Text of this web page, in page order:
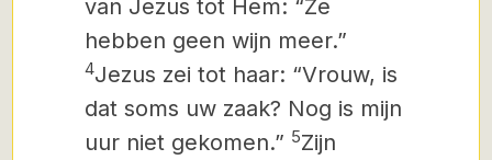
van Jezus tot Hem: “Ze
hebben geen wijn meer.”
4Jezus zei tot haar: “Vrouw, is
dat soms uw zaak? Nog is mijn
uur niet gekomen.” 5Zijn